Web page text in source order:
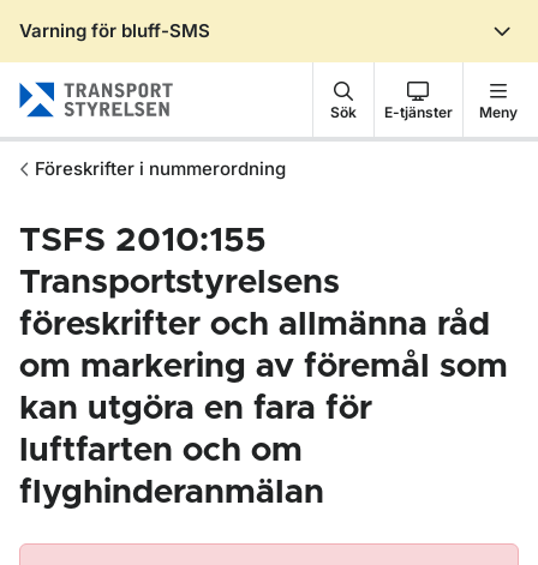
Varning för bluff-SMS
Sök E-tjänster Meny
Föreskrifter i nummerordning
TSFS 2010:155
Transportstyrelsens
föreskrifter och allmänna råd
om markering av föremål som
kan utgöra en fara för
luftfarten och om
flyghinderanmälan